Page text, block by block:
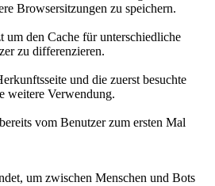
Browsersitzungen zu speichern.
um den Cache für unterschiedliche
zu differenzieren.
und die zuerst besuchte
weitere Verwendung.
vom Benutzer zum ersten Mal
um zwischen Menschen und Bots